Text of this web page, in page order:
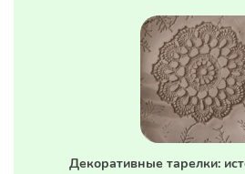
Декоративные тарелки: